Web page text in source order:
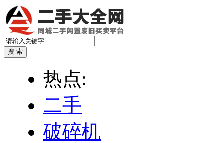
热点:
二手
破碎机